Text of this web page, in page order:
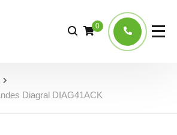
0
Diagral DIAG41ACK